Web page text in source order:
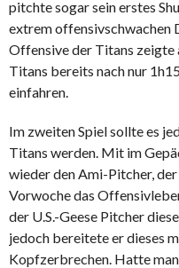
pitchte sogar sein erstes
extrem offensivschwachen
Offensive der Titans zeigte
Titans bereits nach nur
einfahren.
Im zweiten Spiel sollte es
Titans werden. Mit im
wieder den Ami-Pitcher,
Vorwoche das
der U.S.-Geese Pitcher
jedoch bereitete er dieses
Kopfzerbrechen. Hatte